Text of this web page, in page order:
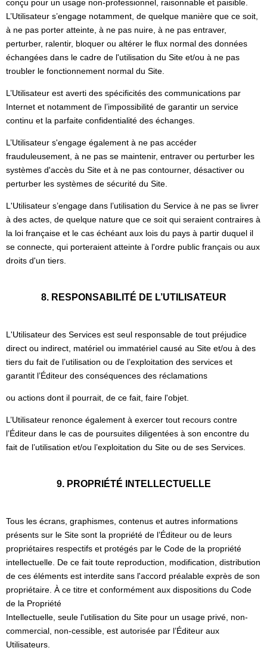
conçu pour un usage non-professionnel, raisonnable et paisible.
L’Utilisateur s’engage notamment, de quelque manière que ce soit,
à ne pas porter atteinte, à ne pas nuire, à ne pas entraver,
perturber, ralentir, bloquer ou altérer le flux normal des données
échangées dans le cadre de l'utilisation du Site et/ou à ne pas
troubler le fonctionnement normal du Site.
L’Utilisateur est averti des spécificités des communications par
Internet et notamment de l’impossibilité de garantir un service
continu et la parfaite confidentialité des échanges.
L’Utilisateur s'engage également à ne pas accéder
frauduleusement, à ne pas se maintenir, entraver ou perturber les
systèmes d'accès du Site et à ne pas contourner, désactiver ou
perturber les systèmes de sécurité du Site.
L'Utilisateur s’engage dans l’utilisation du Service à ne pas se livrer
à des actes, de quelque nature que ce soit qui seraient contraires à
la loi française et le cas échéant aux lois du pays à partir duquel il
se connecte, qui porteraient atteinte à l'ordre public français ou aux
droits d'un tiers.
8. RESPONSABILITÉ DE L’UTILISATEUR
L'Utilisateur des Services est seul responsable de tout préjudice
direct ou indirect, matériel ou immatériel causé au Site et/ou à des
tiers du fait de l’utilisation ou de l’exploitation des services et
garantit l’Éditeur des conséquences des réclamations
ou actions dont il pourrait, de ce fait, faire l'objet.
L’Utilisateur renonce également à exercer tout recours contre
l’Éditeur dans le cas de poursuites diligentées à son encontre du
fait de l’utilisation et/ou l’exploitation du Site ou de ses Services.
9. PROPRIÉTÉ INTELLECTUELLE
Tous les écrans, graphismes, contenus et autres informations
présents sur le Site sont la propriété de l’Éditeur ou de leurs
propriétaires respectifs et protégés par le Code de la propriété
intellectuelle. De ce fait toute reproduction, modification, distribution
de ces éléments est interdite sans l'accord préalable exprès de son
propriétaire. À ce titre et conformément aux dispositions du Code
de la Propriété
Intellectuelle, seule l'utilisation du Site pour un usage privé, non-
commercial, non-cessible, est autorisée par l’Éditeur aux
Utilisateurs.